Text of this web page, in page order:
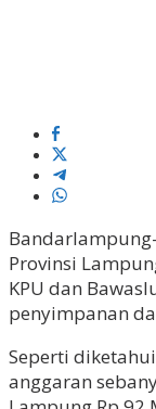
Provinsi
KPU dan
penyimpanan
Seperti
anggaran